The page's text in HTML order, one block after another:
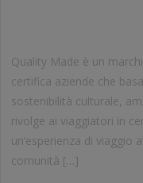
Quality Made è un
certifica aziende che
sostenibilità culturale,
rivolge ai viaggiatori in
un’esperienza di viaggio
comunità […]